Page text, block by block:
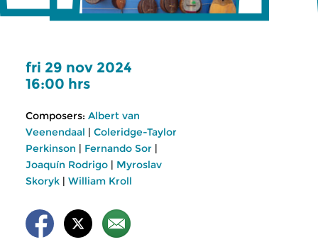
fri 29 nov 2024
16:00 hrs
Composers: Albert van
Veenendaal | Coleridge-Taylor
Perkinson | Fernando Sor |
Joaquín Rodrigo | Myroslav
Skoryk | William Kroll